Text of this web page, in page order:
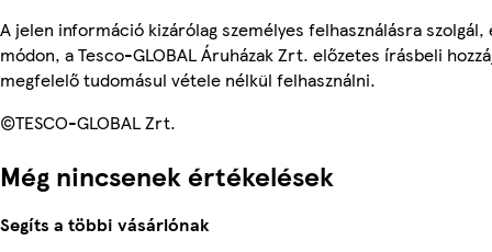
A jelen információ kizárólag személyes felhasználásra
módon, a Tesco-GLOBAL Áruházak Zrt. előzetes írásbeli
megfelelő tudomásul vétele nélkül felhasználni.
©TESCO-GLOBAL Zrt.
Még nincsenek értékelések
Segíts a többi vásárlónak